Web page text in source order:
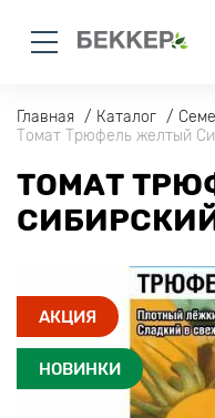
Главная Каталог
Томат Трюфель желтый
ТОМАТ
АКЦИЯ
НОВИНКИ